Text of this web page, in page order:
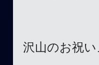
沢山のお祝